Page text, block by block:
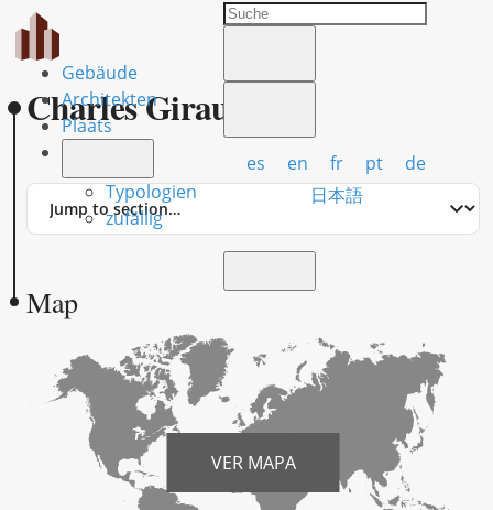
Gebäude
Architekten
Plaats
Typologien
zufällig
es en fr pt
de
日本語
Charles Girault
Jump
Map
VER MAPA